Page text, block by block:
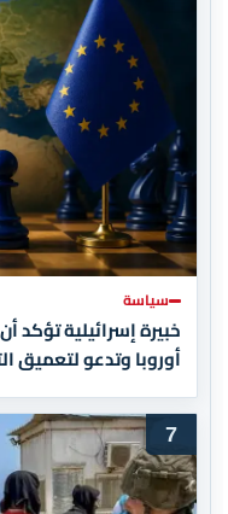
سياسة
خبيرة إسرائيلية تؤكد
أوروبا وتدعو لتعميق
7